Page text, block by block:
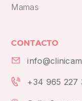
Mamas
CONTACTO
+34 965 227